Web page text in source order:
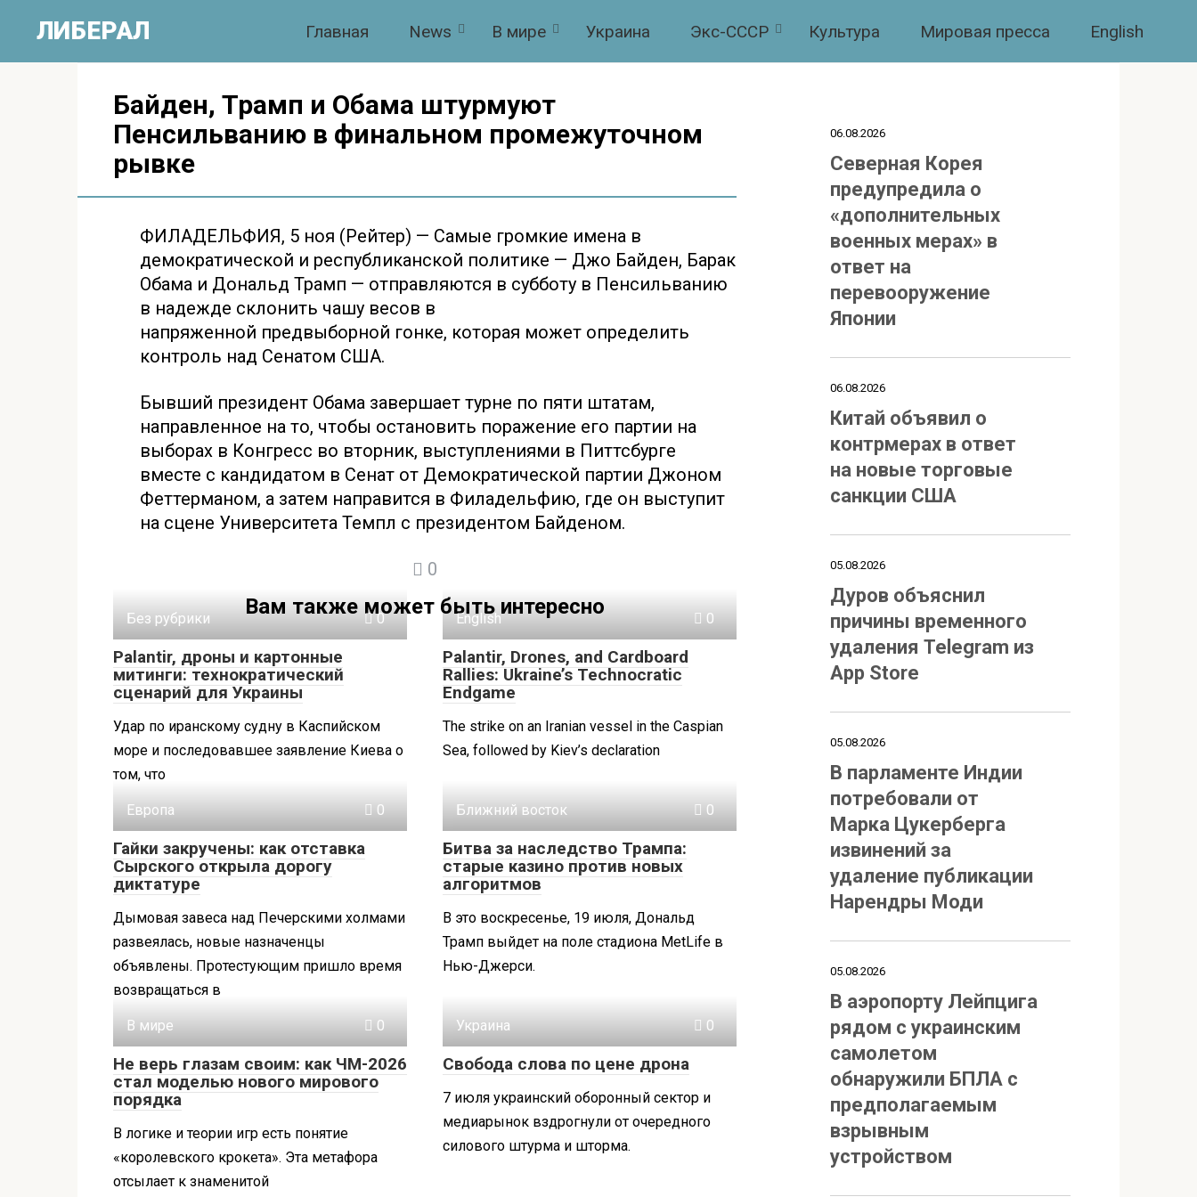
контенту
ЛИБЕРАЛ Главная News В мире Украина Экс-СССР Культура Мировая пресса English
Байден, Трамп и Обама штурмуют
Пенсильванию в финальном промежуточном
рывке
ФИЛАДЕЛЬФИЯ, 5 ноя (Рейтер) — Самые громкие имена в
демократической и республиканской политике — Джо Байден, Барак
Обама и Дональд Трамп — отправляются в субботу в Пенсильванию
в надежде склонить чашу весов в
напряженной предвыборной гонке, которая может определить
контроль над Сенатом США.
Бывший президент Обама завершает турне по пяти штатам,
направленное на то, чтобы остановить поражение его партии на
выборах в Конгресс во вторник, выступлениями в Питтсбурге
вместе с кандидатом в Сенат от Демократической партии Джоном
Феттерманом, а затем направится в Филадельфию, где он выступит
на сцене Университета Темпл с президентом Байденом.
0
Вам также может быть интересно
Без рубрики 0
Palantir, дроны и картонные
митинги: технократический
сценарий для Украины
Удар по иранскому судну в Каспийском
море и последовавшее заявление Киева о
том, что
English 0
Palantir, Drones, and Cardboard
Rallies: Ukraine’s Technocratic
Endgame
The strike on an Iranian vessel in the Caspian
Sea, followed by Kiev’s declaration
Европа 0
Гайки закручены: как отставка
Сырского открыла дорогу
диктатуре
Дымовая завеса над Печерскими холмами
развеялась, новые назначенцы
объявлены. Протестующим пришло время
возвращаться в
Ближний восток 0
Битва за наследство Трампа:
старые казино против новых
алгоритмов
В это воскресенье, 19 июля, Дональд
Трамп выйдет на поле стадиона MetLife в
Нью-Джерси.
В мире 0
Не верь глазам своим: как ЧМ-2026
стал моделью нового мирового
порядка
В логике и теории игр есть понятие
«королевского крокета». Эта метафора
отсылает к знаменитой
Украина 0
Свобода слова по цене дрона
7 июля украинский оборонный сектор и
медиарынок вздрогнули от очередного
силового штурма и шторма.
06.08.2026
Северная Корея
предупредила о
«дополнительных
военных мерах» в
ответ на
перевооружение
Японии
06.08.2026
Китай объявил о
контрмерах в ответ
на новые торговые
санкции США
05.08.2026
Дуров объяснил
причины временного
удаления Telegram из
App Store
05.08.2026
В парламенте Индии
потребовали от
Марка Цукерберга
извинений за
удаление публикации
Нарендры Моди
05.08.2026
В аэропорту Лейпцига
рядом с украинским
самолетом
обнаружили БПЛА с
предполагаемым
взрывным
устройством